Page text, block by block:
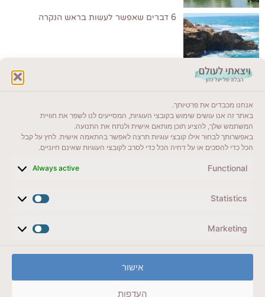
אנחנו מכבדים את פרטיותך.
באתר זה אנו עושים שימוש בקובצי העוגיות, המסייעים לנו לשפר את חוויית
המשתמש שלך, להציע תוכן מותאם אישית ולנתח את התנועה.
באפשרותך לבחור אילו קובצי עוגיות תרצה לאפשר בהתאמה אישית. לחץ על קבל
הכל כדי להסכים או על דחיה הכל כדי לסרב לקובצי העוגיות שאינם חיוניים.
Functional
Always active
Statistics
Marketing
אישור
העדפות
6 דברים שאפשר לעשות בראש הנקרה
ייעדים מומלצים
מדריכים ועזרים
לשליחת הודעת וואטסאפ
veyatsati.laolam@gmail.com
מדיניות פרטיות // תנאי שימוש באתר